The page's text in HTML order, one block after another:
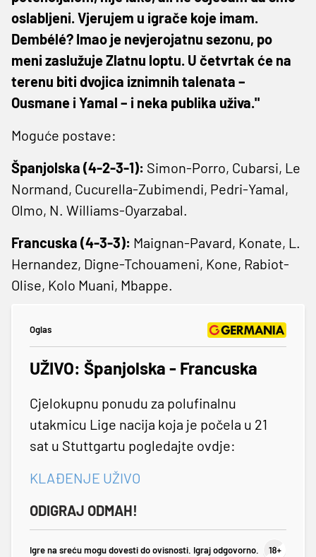
oslabljeni. Vjerujem u igrače koje imam.
Dembélé? Imao je nevjerojatnu sezonu, po
meni zaslužuje Zlatnu loptu. U četvrtak će na
terenu biti dvojica iznimnih talenata –
Ousmane i Yamal – i neka publika uživa."
Moguće postave:
Španjolska (4-2-3-1): Simon-Porro, Cubarsi, Le
Normand, Cucurella-Zubimendi, Pedri-Yamal,
Olmo, N. Williams-Oyarzabal.
Francuska (4-3-3): Maignan-Pavard, Konate, L.
Hernandez, Digne-Tchouameni, Kone, Rabiot-
Olise, Kolo Muani, Mbappe.
Oglas
UŽIVO: Španjolska - Francuska
Cjelokupnu ponudu za polufinalnu
utakmicu Lige nacija koja je počela u 21
sat u Stuttgartu pogledajte ovdje:
KLAĐENJE UŽIVO
ODIGRAJ ODMAH!
Igre na sreću mogu dovesti do ovisnosti. Igraj odgovorno.